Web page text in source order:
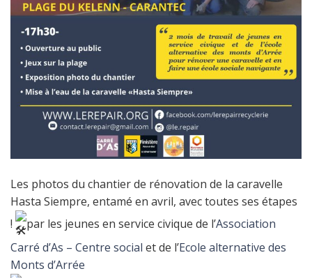
Les photos du chantier de rénovation de la caravelle
Hasta Siempre, entamé en avril, avec toutes ses étapes
!
par les jeunes en service civique de l’Association
Carré d’As – Centre social et de l’Ecole alternative des
Monts d’Arrée